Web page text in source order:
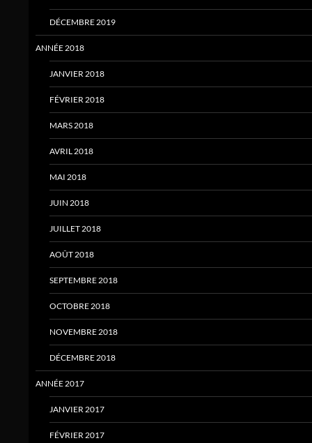
DÉCEMBRE 2019
ANNÉE 2018
JANVIER 2018
FÉVRIER 2018
MARS 2018
AVRIL 2018
MAI 2018
JUIN 2018
JUILLET 2018
AOÛT 2018
SEPTEMBRE 2018
OCTOBRE 2018
NOVEMBRE 2018
DÉCEMBRE 2018
ANNÉE 2017
JANVIER 2017
FÉVRIER 2017